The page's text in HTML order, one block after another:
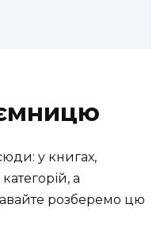
у книгах,
а
розберемо цю